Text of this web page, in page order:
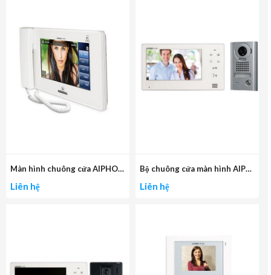
Màn hình chuông cửa AIPHONE JP-4MED
Liên hệ
Bộ chuông cửa màn hình AIPHONE JOS-1V
Liên hệ